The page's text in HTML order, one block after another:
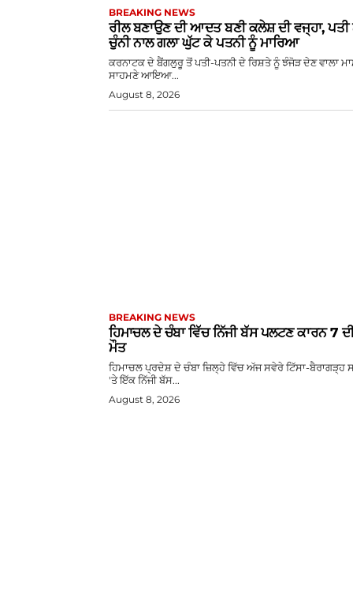
BREAKING NEWS
ਰੀਲ ਬਣਾਉਣ ਦੀ ਆਦਤ ਬਣੀ ਕਲੇਸ਼ ਦੀ ਵਜ੍ਹਾ, ਪਤੀ
ਚੁੰਨੀ ਨਾਲ ਗਲਾ ਘੁੱਟ ਕੇ ਪਤਨੀ ਨੂੰ ਮਾਰਿਆ
ਕਰਨਾਟਕ ਦੇ ਬੈਂਗਲੁਰੂ ਤੋਂ ਪਤੀ-ਪਤਨੀ ਦੇ ਰਿਸ਼ਤੇ ਨੂੰ ਝੰਜੋੜ ਦੇਣ ਵਾਲਾ
ਸਾਹਮਣੇ ਆਇਆ...
August 8, 2026
BREAKING NEWS
ਹਿਮਾਚਲ ਦੇ ਚੰਬਾ ਵਿੱਚ ਨਿੱਜੀ ਬੱਸ ਪਲਟਣ ਕਾਰਨ 7
ਮੌਤ
ਹਿਮਾਚਲ ਪ੍ਰਦੇਸ਼ ਦੇ ਚੰਬਾ ਜ਼ਿਲ੍ਹੇ ਵਿੱਚ ਅੱਜ ਸਵੇਰੇ ਟਿੱਸਾ-ਬੈਰਾਗੜ੍ਹ
'ਤੇ ਇੱਕ ਨਿੱਜੀ ਬੱਸ...
August 8, 2026